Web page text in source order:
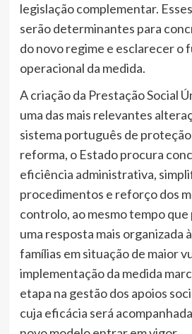
legislação complementar.
serão determinantes para
do novo regime e esclarecer o
operacional da medida.
A criação da Prestação Social
uma das mais relevantes
sistema português de proteção
reforma, o Estado procura
eficiência administrativa,
procedimentos e reforço dos
controlo, ao mesmo tempo
uma resposta mais organizada
famílias em situação de maior
implementação da medida
etapa na gestão dos apoios
cuja eficácia será